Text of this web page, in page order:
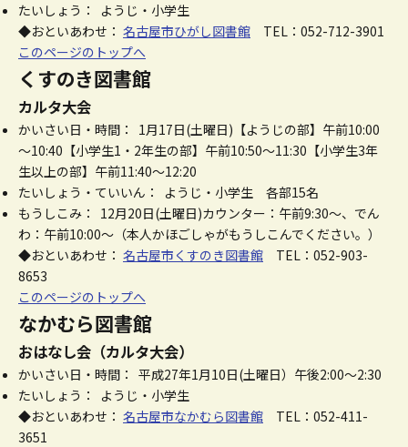
たいしょう： ようじ・小学生
◆おといあわせ： 名古屋市ひがし図書館 TEL：052-712-3901
このページのトップへ
くすのき図書館
カルタ大会
かいさい日・時間： 1月17日(土曜日)【ようじの部】午前10:00
～10:40【小学生1・2年生の部】午前10:50～11:30【小学生3年
生以上の部】午前11:40～12:20
たいしょう・ていいん： ようじ・小学生 各部15名
もうしこみ： 12月20日(土曜日)カウンター：午前9:30～、でん
わ：午前10:00～（本人かほごしゃがもうしこんでください。）
◆おといあわせ： 名古屋市くすのき図書館 TEL：052-903-
8653
このページのトップへ
なかむら図書館
おはなし会（カルタ大会）
かいさい日・時間： 平成27年1月10日(土曜日）午後2:00～2:30
たいしょう： ようじ・小学生
◆おといあわせ： 名古屋市なかむら図書館 TEL：052-411-
3651